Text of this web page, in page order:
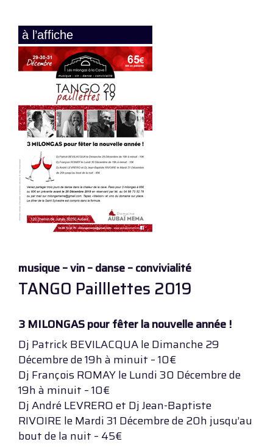
à l’affiche
musique – vin – danse – convivialité
TANGO Pailllettes 2019
3 MILONGAS pour fêter la nouvelle année !
Dj Patrick BEVILACQUA le Dimanche 29
Décembre de 19h à minuit – 10€
Dj François ROMAY le Lundi 30 Décembre de
19h à minuit – 10€
Dj André LEVRERO et Dj Jean-Baptiste
RIVOIRE le Mardi 31 Décembre de 20h jusqu’au
bout de la nuit – 45€